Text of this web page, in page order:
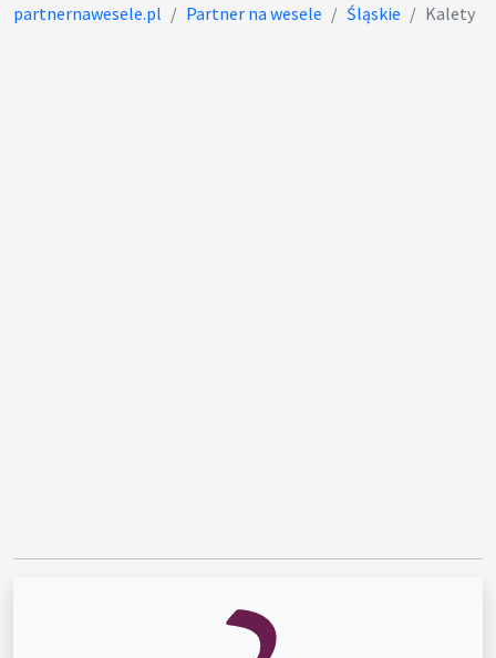
partnernawesele.pl Partner na wesele Śląskie Kalety